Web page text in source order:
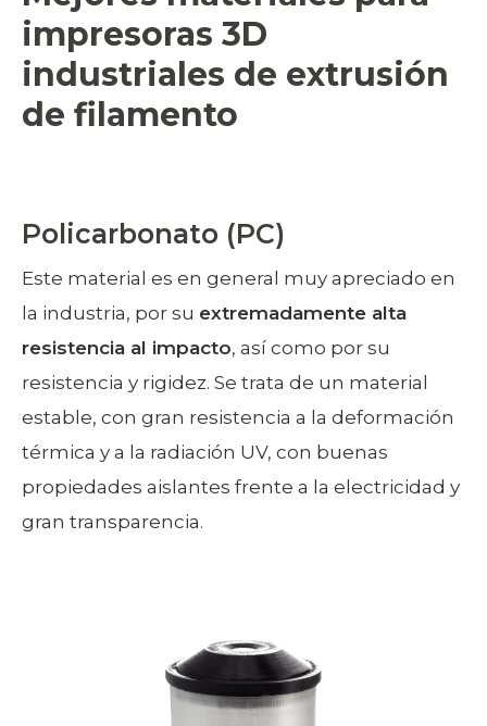
impresoras 3D
industriales de extrusión
de filamento
Policarbonato (PC)
Este material es en general muy apreciado en
la industria, por su extremadamente alta
resistencia al impacto, así como por su
resistencia y rigidez. Se trata de un material
estable, con gran resistencia a la deformación
térmica y a la radiación UV, con buenas
propiedades aislantes frente a la electricidad y
gran transparencia.